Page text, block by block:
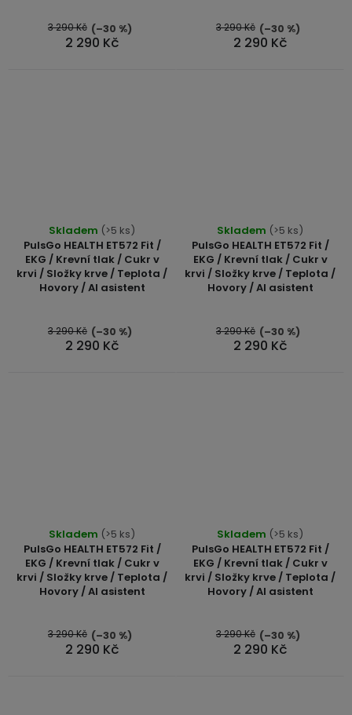
5
hvězdiček.
2 290 Kč
3 290 Kč (–30 %)
5
hvězdiček.
2 290 Kč
3 290 Kč (–30 %)
PulsGo HEALTH ET572 Fit /
EKG / Krevní tlak / Cukr v
krvi / Složky krve / Teplota /
Hovory / AI asistent
Skladem (>5 ks)
2 290 Kč
3 290 Kč (–30 %)
PulsGo HEALTH ET572 Fit /
EKG / Krevní tlak / Cukr v
krvi / Složky krve / Teplota /
Hovory / AI asistent
Skladem (>5 ks)
2 290 Kč
3 290 Kč (–30 %)
PulsGo HEALTH ET572 Fit /
EKG / Krevní tlak / Cukr v
krvi / Složky krve / Teplota /
Hovory / AI asistent
Skladem (>5 ks)
2 290 Kč
3 290 Kč (–30 %)
PulsGo HEALTH ET572 Fit /
EKG / Krevní tlak / Cukr v
krvi / Složky krve / Teplota /
Hovory / AI asistent
Skladem (>5 ks)
2 290 Kč
3 290 Kč (–30 %)